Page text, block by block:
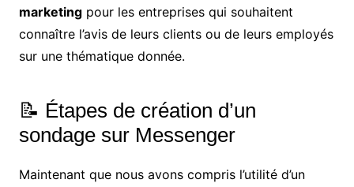
marketingpour les entreprises qui souhaitent
connaître l’avis de leurs clients ou de leurs employés
sur une thématique donnée.
📝 Étapes de création d’un
sondage sur Messenger
Maintenant que nous avons compris l’utilité d’un